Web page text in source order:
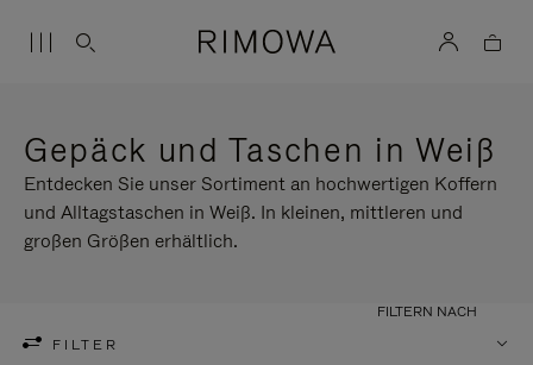
Gepäck und Taschen in Weiß
Entdecken Sie unser Sortiment an hochwertigen Koffern
und Alltagstaschen in Weiß. In kleinen, mittleren und
großen Größen erhältlich.
FILTER
FILTERN NACH